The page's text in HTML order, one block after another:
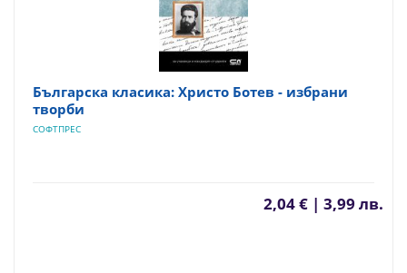
Българска класика: Христо Ботев - избрани
творби
СОФТПРЕС
2,04 € | 3,99 лв.